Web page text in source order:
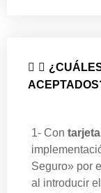
1- Con
Seguro» por
al introducir